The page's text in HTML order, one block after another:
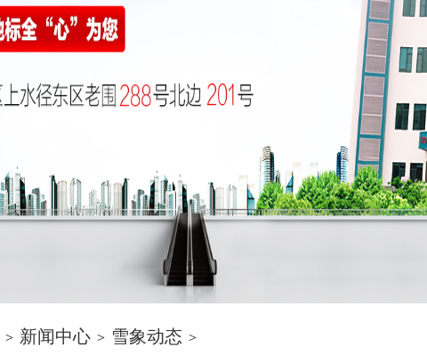
> 新闻中心 > 雪象动态 >